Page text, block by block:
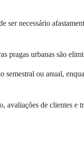
ser necessário
pragas urbanas são
semestral ou anual,
avaliações de clientes e